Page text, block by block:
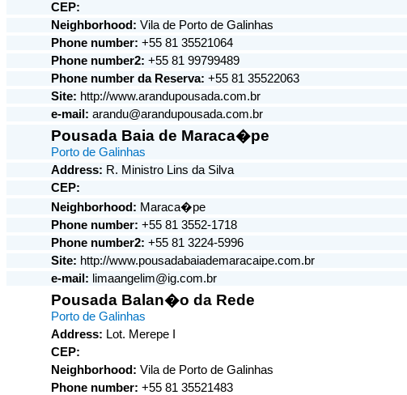
CEP:
Neighborhood: Vila de Porto de Galinhas
Phone number: +55 81 35521064
Phone number2: +55 81 99799489
Phone number da Reserva: +55 81 35522063
Site: http://www.arandupousada.com.br
e-mail: arandu@arandupousada.com.br
Pousada Baia de Maraca�pe
Porto de Galinhas
Address: R. Ministro Lins da Silva
CEP:
Neighborhood: Maraca�pe
Phone number: +55 81 3552-1718
Phone number2: +55 81 3224-5996
Site: http://www.pousadabaiademaracaipe.com.br
e-mail: limaangelim@ig.com.br
Pousada Balan�o da Rede
Porto de Galinhas
Address: Lot. Merepe I
CEP:
Neighborhood: Vila de Porto de Galinhas
Phone number: +55 81 35521483